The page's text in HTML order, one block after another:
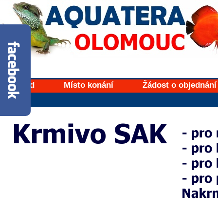
Úvod Místo konání Žádost o